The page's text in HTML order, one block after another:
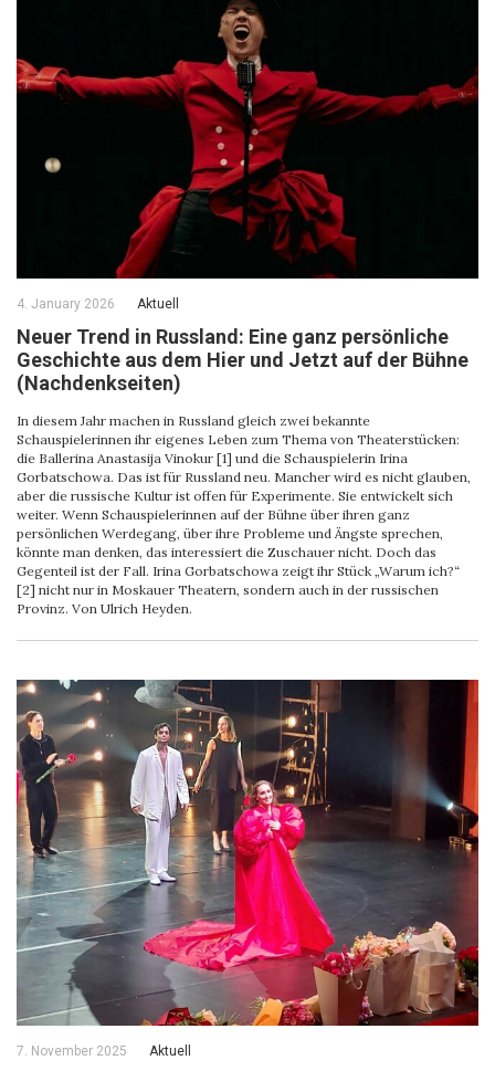
4. January 2026 Aktuell
Neuer Trend in Russland: Eine ganz persönliche
Geschichte aus dem Hier und Jetzt auf der Bühne
(Nachdenkseiten)
In diesem Jahr machen in Russland gleich zwei bekannte
Schauspielerinnen ihr eigenes Leben zum Thema von Theaterstücken:
die Ballerina Anastasija Vinokur [1] und die Schauspielerin Irina
Gorbatschowa. Das ist für Russland neu. Mancher wird es nicht glauben,
aber die russische Kultur ist offen für Experimente. Sie entwickelt sich
weiter. Wenn Schauspielerinnen auf der Bühne über ihren ganz
persönlichen Werdegang, über ihre Probleme und Ängste sprechen,
könnte man denken, das interessiert die Zuschauer nicht. Doch das
Gegenteil ist der Fall. Irina Gorbatschowa zeigt ihr Stück „Warum ich?“
[2] nicht nur in Moskauer Theatern, sondern auch in der russischen
Provinz. Von Ulrich Heyden.
7. November 2025 Aktuell